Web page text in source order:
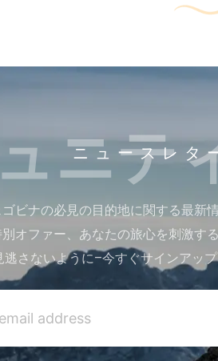
ニュースレタ
ニテ
ビナの必見の目的地に関する最新
オファー、あなたの旅心を刺激す
逃さないように–今すぐサインアッ